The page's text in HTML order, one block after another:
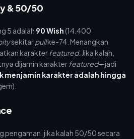
& 50/50
5 adalah 90 Wish (14.400
sekitarpullke-74. Menangkan
karakter featured. Jika kalah,
dijamin karakter featured—jadi
menjamin karakter adalah hingga
pengaman: jika kalah 50/50 secara